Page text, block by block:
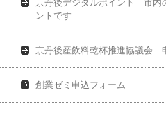
京丹後デジタルポイント 市内
ントです
京丹後産飲料乾杯推進協議会
創業ゼミ申込フォーム